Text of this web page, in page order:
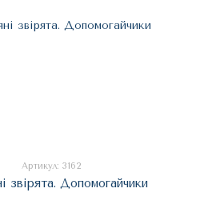
Артикул: 3162
звірята. Допомогайчики